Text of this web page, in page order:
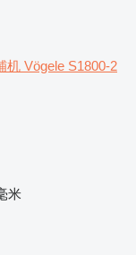
机 Vögele S1800-2
米